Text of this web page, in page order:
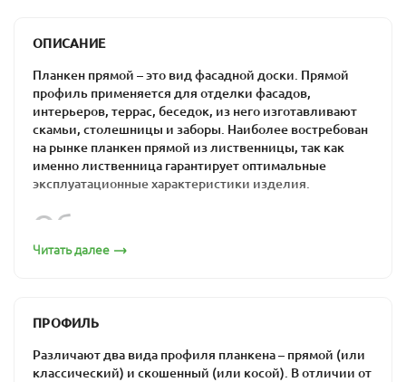
ОПИСАНИЕ
Планкен прямой – это вид фасадной доски. Прямой
профиль применяется для отделки фасадов,
интерьеров, террас, беседок, из него изготавливают
скамьи, столешницы и заборы. Наиболее востребован
на рынке планкен прямой из лиственницы, так как
именно лиственница гарантирует оптимальные
эксплуатационные характеристики изделия.
Обшивка из
лиственницы по
бюджетно, надежно,
удобно
Читать далее
ПРОФИЛЬ
Различают два вида профиля планкена – прямой (или
классический) и скошенный (или косой). В отличии от